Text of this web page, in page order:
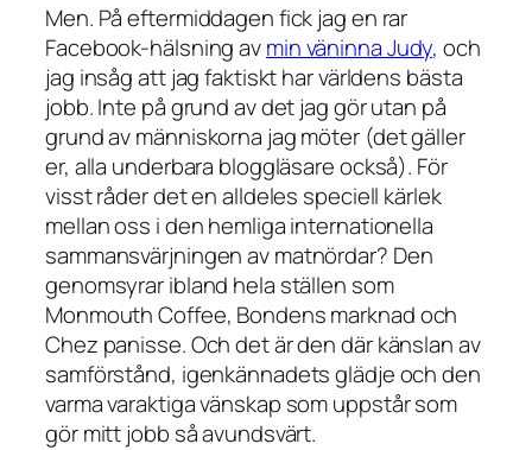
Men. På eftermiddagen fick jag en rar
Facebook-hälsning avmin väninna Judy, och
jag insåg att jag faktiskt har världens bästa
jobb. Inte på grund av det jag gör utan på
grund av människorna jag möter (det gäller
er, alla underbara bloggläsare också). För
visst råder det en alldeles speciell kärlek
mellan oss i den hemliga internationella
sammansvärjningen av matnördar? Den
genomsyrar ibland hela ställen som
Monmouth Coffee, Bondens marknad och
Chez panisse. Och det är den där känslan av
samförstånd, igenkännadets glädje och den
varma varaktiga vänskap som uppstår som
gör mitt jobb så avundsvärt.